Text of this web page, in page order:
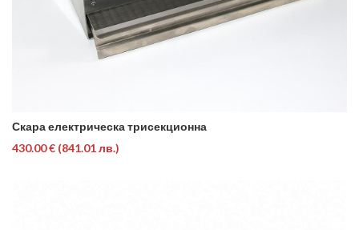
Скара електрическа трисекционна
430.00 € (841.01 лв.)